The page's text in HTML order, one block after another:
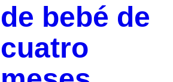
de bebé de
cuatro